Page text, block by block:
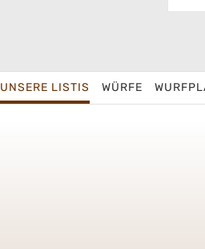
UNSERE LISTIS WÜRFE